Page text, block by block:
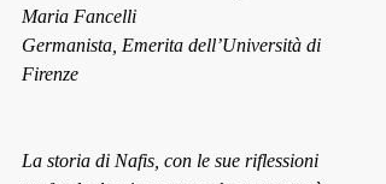
Maria Fancelli
Germanista, Emerita dell’Università di
Firenze
La storia di Nafis, con le sue riflessioni